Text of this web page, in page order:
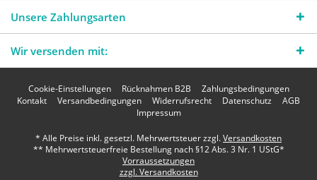
Unsere Zahlungsarten
Wir versenden mit:
Cookie-Einstellungen Rücknahmen B2B
Zahlungsbedingungen
Kontakt
Versandbedingungen Widerrufsrecht Datenschutz
AGB
Impressum
* Alle Preise inkl. gesetzl. Mehrwertsteuer zzgl.Versandkosten
** Mehrwertsteuerfreie Bestellung nach §12 Abs. 3 Nr. 1 UStG*
Vorraussetzungen
zzgl. Versandkosten